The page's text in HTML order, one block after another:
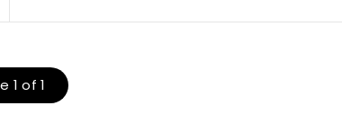
1 of 1